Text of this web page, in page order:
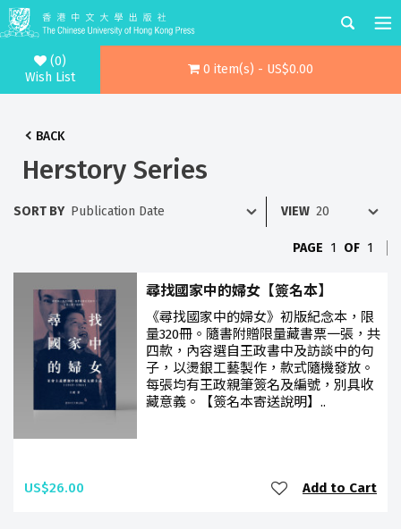
(0)
Wish List
0 item(s) - US$0.00
BACK
Herstory Series
SORT BY VIEW
PAGE 1 OF 1
尋找國家中的婦女【簽名本】
《尋找國家中的婦女》初版紀念本，限
量320冊。隨書附贈限量藏書票一張，共
四款，內容選自王政書中及訪談中的句
子，以燙銀工藝製作，款式隨機發放。
每張均有王政親筆簽名及編號，別具收
藏意義。【簽名本寄送說明】..
US$26.00 Add to Cart